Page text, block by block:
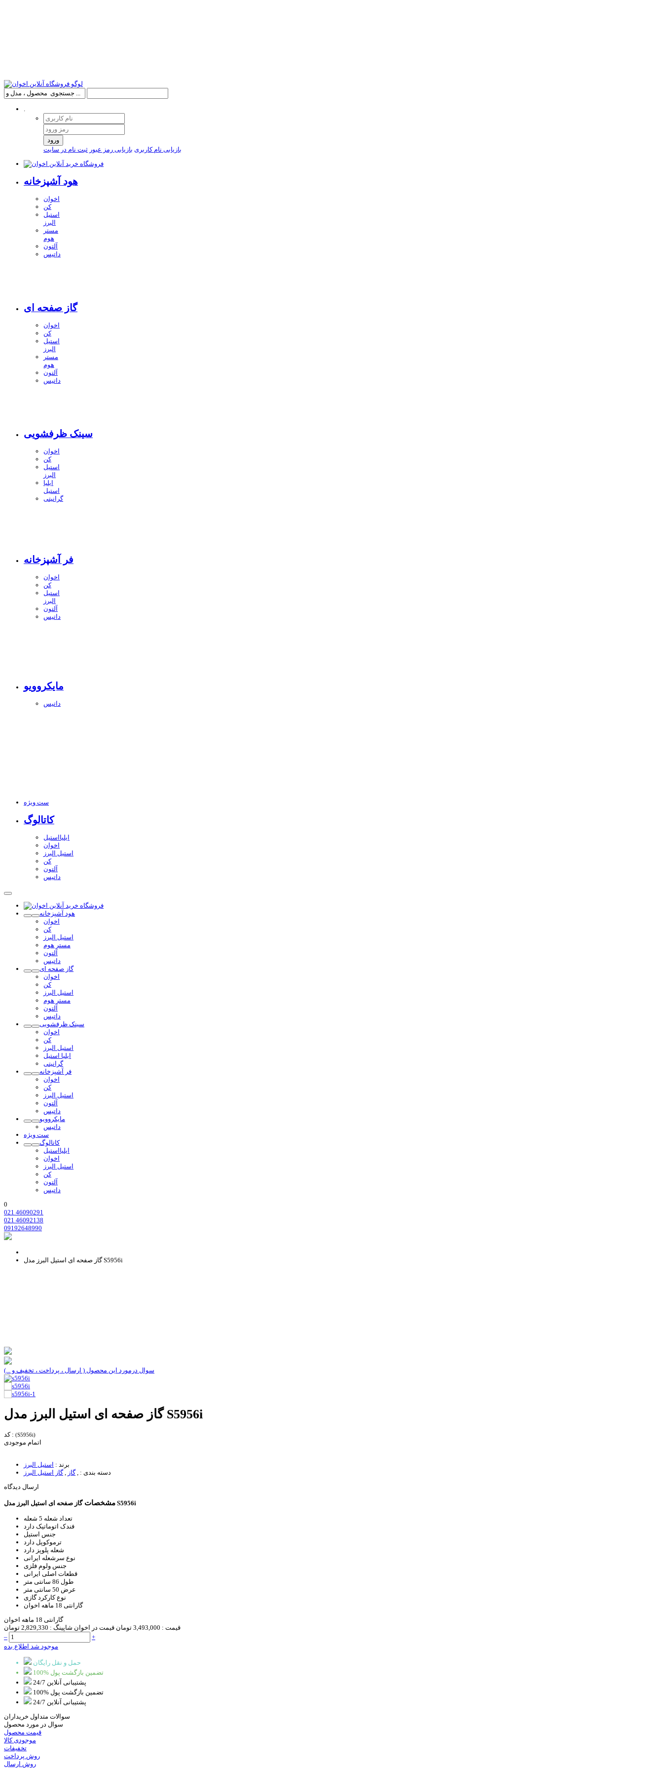
.
ورود
بازیابی نام کاربری بازیابی رمز عبور ثبت نام در سایت
هود آشپزخانه
اخوان
کن
استیل
البرز
مستر
هوم
آلتون
داتیس
گاز صفحه ای
اخوان
کن
استیل
البرز
مستر
هوم
آلتون
داتیس
سینک ظرفشویی
اخوان
کن
استیل
البرز
ایلیا
استیل
گرانیتی
فر آشپزخانه
اخوان
کن
استیل
البرز
آلتون
داتیس
مایکروویو
داتیس
ست ویژه
کاتالوگ
ایلیااستیل
اخوان
استیل البرز
کن
آلتون
داتیس
هود آشپزخانه
اخوان
کن
استیل البرز
مستر هوم
آلتون
داتیس
گاز صفحه ای
اخوان
کن
استیل البرز
مستر هوم
آلتون
داتیس
سینک ظرفشویی
اخوان
کن
استیل البرز
ایلیا استیل
گرانیتی
فر آشپزخانه
اخوان
کن
استیل البرز
آلتون
داتیس
مایکروویو
داتیس
ست ویژه
کاتالوگ
ایلیااستیل
اخوان
استیل البرز
کن
آلتون
داتیس
0
021 46090291
021 46092138
09192648990
گاز صفحه ای استیل البرز مدل S5956i
سوال درمورد این محصول ( ارسال ، پرداخت ، تخفیف و ...)
گاز صفحه ای استیل البرز مدل S5956i
کد : (S5956i)
اتمام موجودی
برند : استیل البرز
دسته بندی : ,گاز ,گاز استیل البرز
ارسال دیدگاه
مشخصات گاز صفحه ای استیل البرز مدل S5956i
تعداد شعله 5 شعله
فندک اتوماتیک دارد
جنس استیل
ترموکوپل دارد
شعله پلوپز دارد
نوع سرشعله ایرانی
جنس ولوم فلزی
قطعات اصلی ایرانی
طول 86 سانتی متر
عرض 50 سانتی متر
نوع کارکردگازی
گارانتی 18 ماهه اخوان
گارانتی 18 ماهه اخوان
قیمت : 3,493,000 تومان قیمت در اخوان شاپینگ : 2,829,330 تومان
–
+
موجود شد اطلاع بده
حمل و نقل رایگان
100% تضمین بازگشت پول
پشتیبانی آنلاین 24/7
100% تضمین بازگشت پول
پشتیبانی آنلاین 24/7
سوالات متداول خریداران
سوال در مورد محصول
قیمت محصول
موجودی کالا
تخفیفات
روش پرداخت
روش ارسال